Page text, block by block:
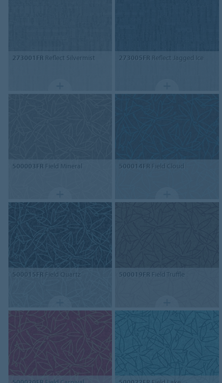
273001FR Reflect Silvermist 273005FR Reflect Jagged Ice
500003FR Field Mineral 500014FR Field Cloud
500015FR Field Quartz 500019FR Field Truffle